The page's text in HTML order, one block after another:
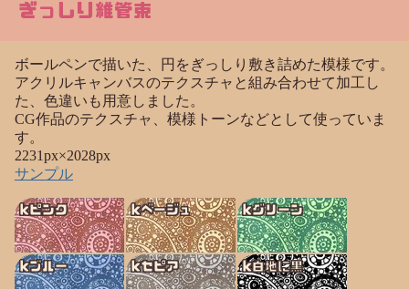
ぎっしり維管束
ボールペンで描いた、円をぎっしり敷き詰めた模様です。
アクリルキャンバスのテクスチャと組み合わせて加工し
た、色違いも用意しました。
CG作品のテクスチャ、模様トーンなどとして使っていま
す。
2231px×2028px
サンプル
kピンク kベージュ kグリーン
kブルー kセピア k白地に黒